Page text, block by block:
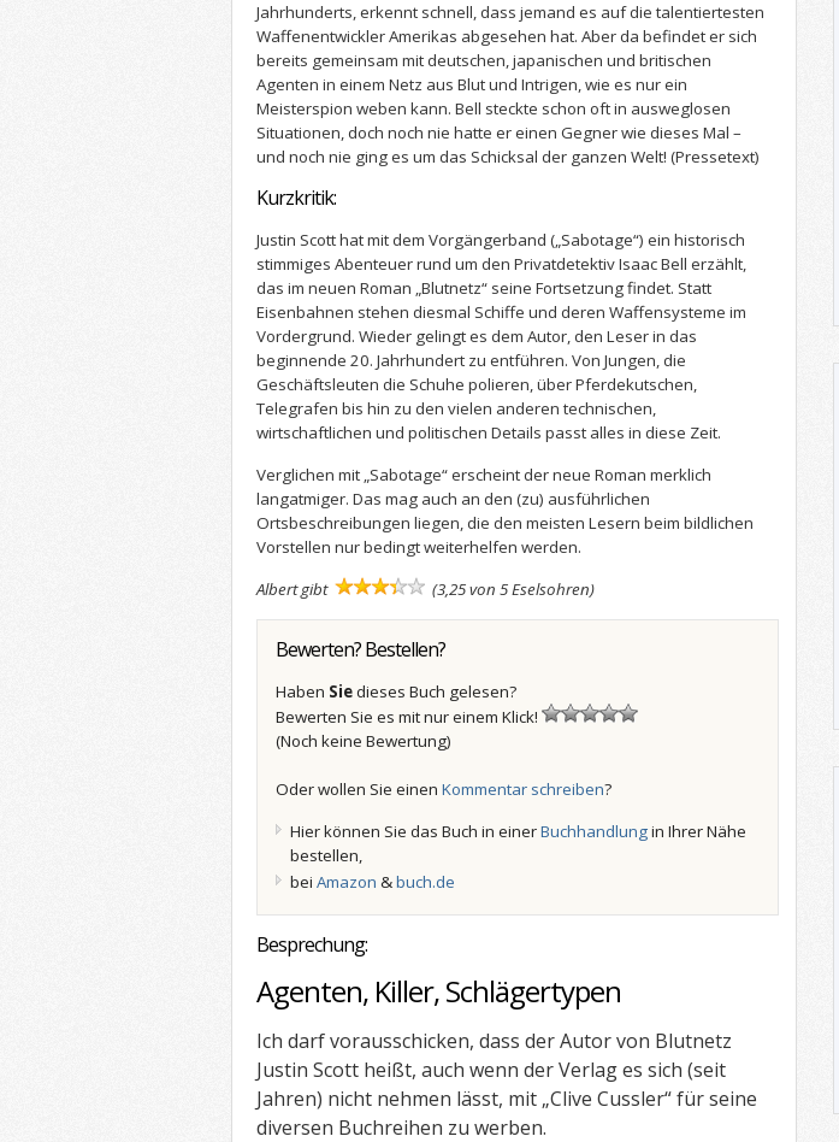
Jahrhunderts, erkennt schnell, dass jemand es auf die talentiertesten
Waffenentwickler Amerikas abgesehen hat. Aber da befindet er sich
bereits gemeinsam mit deutschen, japanischen und britischen
Agenten in einem Netz aus Blut und Intrigen, wie es nur ein
Meisterspion weben kann. Bell steckte schon oft in ausweglosen
Situationen, doch noch nie hatte er einen Gegner wie dieses Mal –
und noch nie ging es um das Schicksal der ganzen Welt! (Pressetext)
Kurzkritik:
Justin Scott hat mit dem Vorgängerband („Sabotage“) ein historisch
stimmiges Abenteuer rund um den Privatdetektiv Isaac Bell erzählt,
das im neuen Roman „Blutnetz“ seine Fortsetzung findet. Statt
Eisenbahnen stehen diesmal Schiffe und deren Waffensysteme im
Vordergrund. Wieder gelingt es dem Autor, den Leser in das
beginnende 20. Jahrhundert zu entführen. Von Jungen, die
Geschäftsleuten die Schuhe polieren, über Pferdekutschen,
Telegrafen bis hin zu den vielen anderen technischen,
wirtschaftlichen und politischen Details passt alles in diese Zeit.
Verglichen mit „Sabotage“ erscheint der neue Roman merklich
langatmiger. Das mag auch an den (zu) ausführlichen
Ortsbeschreibungen liegen, die den meisten Lesern beim bildlichen
Vorstellen nur bedingt weiterhelfen werden.
Albert gibt
(3,25 von 5 Eselsohren)
Bewerten? Bestellen?
Haben Siedieses Buch gelesen?
Bewerten Sie es mit nur einem Klick!
(Noch keine Bewertung)
Oder wollen Sie einen Kommentar schreiben?
Hier können Sie das Buch in einerBuchhandlungin Ihrer Nähe
bestellen,
bei Amazon &buch.de
Besprechung:
Agenten, Killer, Schlägertypen
Ich darf vorausschicken, dass der Autor von Blutnetz
Justin Scott heißt, auch wenn der Verlag es sich (seit
Jahren) nicht nehmen lässt, mit „Clive Cussler“ für seine
diversen Buchreihen zu werben.